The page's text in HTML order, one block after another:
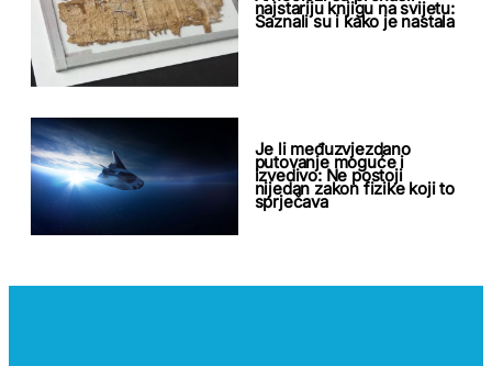
najstariju knjigu na svijetu:
Saznali su i kako je nastala
Je li međuzvjezdano
putovanje moguće i
izvedivo: Ne postoji
nijedan zakon fizike koji to
sprječava